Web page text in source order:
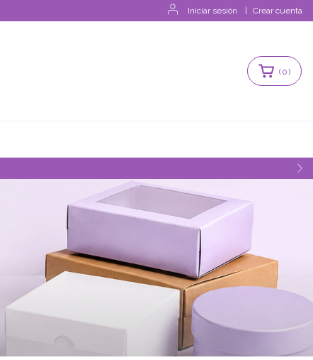
Iniciar sesión Crear cuenta
(0)